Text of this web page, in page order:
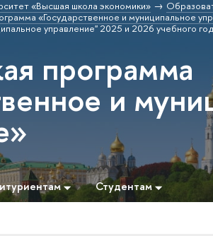
«Высшая школа экономики»
«Государственное и муниципальное
управление" 2025 и 2026 учебного
программа
и
Студентам